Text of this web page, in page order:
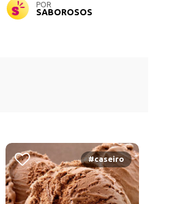
POR
SABOROSOS
#caseiro